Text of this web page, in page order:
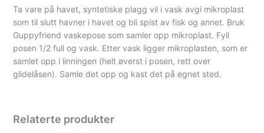
Ta vare på havet, syntetiske plagg vil i vask avgi mikroplast
som til slutt havner i havet og bli spist av fisk og annet. Bruk
Guppyfriend vaskepose som samler opp mikroplast. Fyll
posen 1/2 full og vask. Etter vask ligger mikroplasten, som er
samlet opp i linningen (helt øverst i posen, rett over
glidelåsen). Samle det opp og kast det på egnet sted.
Relaterte produkter